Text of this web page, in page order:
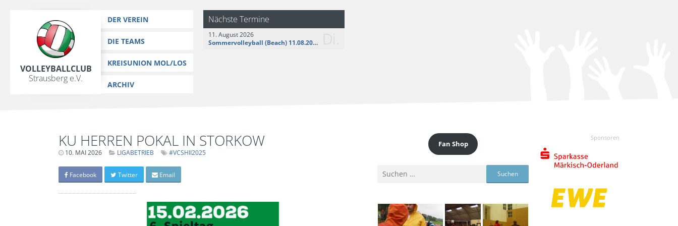
springen
Volleyballclub
Strausberg e.V.
DER VEREIN
DIE TEAMS
KREISUNION MOL/LOS
ARCHIV
Nächste Termine
Di.
11. August 2026
Sommervolleyball (Beach) 11.08.2026
KU HERREN POKAL IN STORKOW
10. MAI 2026 LETZTE
13.
FEBRUAR
2026
18:52
LIGABETRIEB #VCSHII2025
Facebook Twitter Email
Fan Shop
Suchen
nach:
Sponsoren